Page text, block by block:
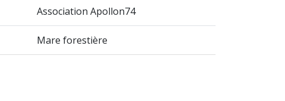
Association Apollon74
Mare forestière